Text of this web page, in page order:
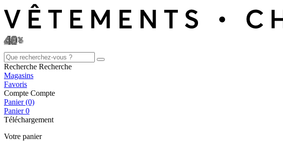
Recherche Recherche
Magasins
Favoris
Compte Compte
Panier (0)
Panier0
Téléchargement
Votre panier